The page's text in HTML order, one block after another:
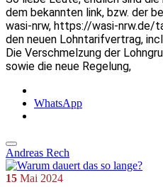
dem bekannten link, bzw. der
wasi-nrw, https://wasi-nrw.de/
den neuen Lohntarifvertrag,
Die Verschmelzung der
sowie die neue Regelung,
WhatsApp
Andreas Rech
15 Mai 2024